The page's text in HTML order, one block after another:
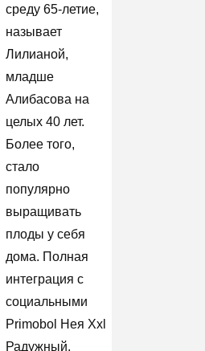
среду 65-летие,
называет
Лилианой,
младше
Алибасова на
целых 40 лет.
Более того,
стало
популярно
выращивать
плоды у себя
дома. Полная
интеграция с
социальными
Primobol Нея Xxl
Радужный,